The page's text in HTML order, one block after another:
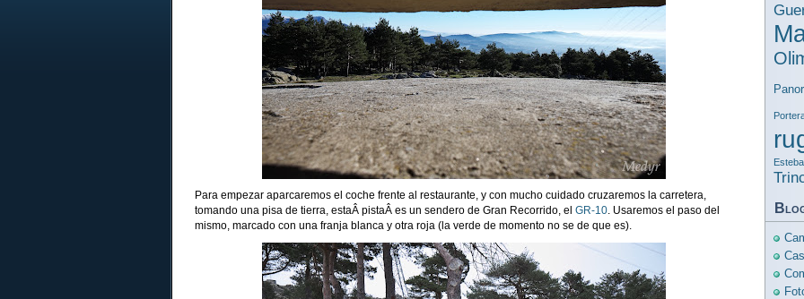
Para empezar aparcaremos el coche frente al restaurante, y con mucho cuidado cruzaremos la carretera,
tomando una pisa de tierra, estaÂ pistaÂ es un sendero de Gran Recorrido, el GR-10. Usaremos el paso del
mismo, marcado con una franja blanca y otra roja (la verde de momento no se de que es).